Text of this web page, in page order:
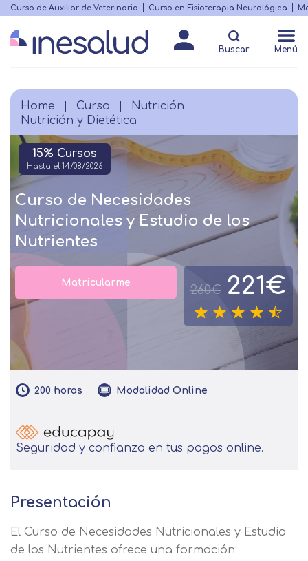
Skip
main
content
Menú
destacado
Curso de Auxiliar de Veterinaria Curso en Fisioterapia Neurológica
Buscar Menú
Breadcrumb
Home Curso
Nutrición
Nutrición y Dietética
15% Cursos
Hasta el 14/08/2026
Curso de Necesidades
Nutricionales y Estudio de los
Nutrientes
260€ 221€
Matricularme
200 horas Modalidad Online
Seguridad y confianza en tus pagos online.
Presentación
El Curso de Necesidades Nutricionales y Estudio
de los Nutrientes ofrece una formación
Matricularme